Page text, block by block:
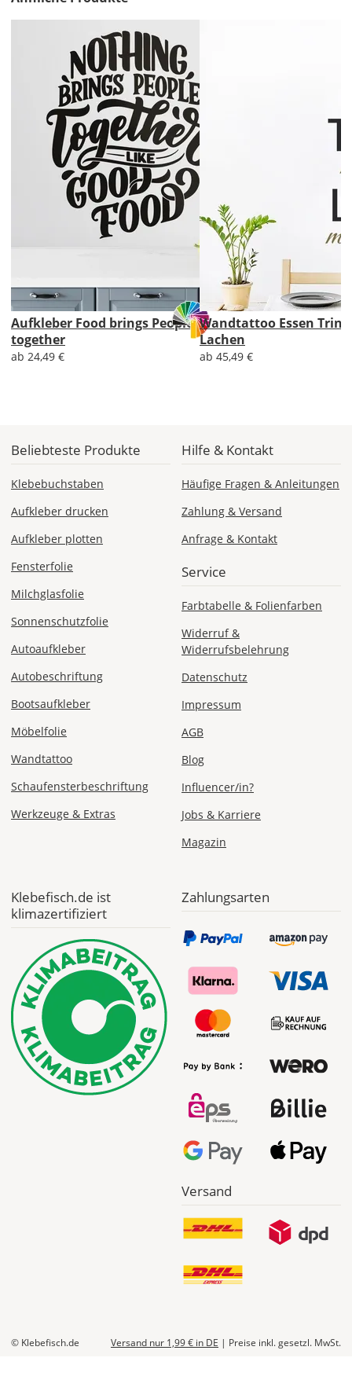
Lieferzeit
Versandkosten?
Sa., 15.08. -
1,99 EUR
Produktionsaufschlag
Versandkosten 1,99
Priority
Deutschland
Mi., 12.08. -
Sa., 15.08.
ab 7,98
ab 5,99 EUR*
EUR
Express
Mo., 10.08. -
Di., 11.08.
ab 24,98
Produktionsaufschlag
Versandkosten 14,99
AT
CH
*
Abhängig
vom
Aufkleber Food brings People
together
ab 24,49 €
Wandtattoo Essen
Lachen
ab 45,49 €
Beliebteste Produkte
Klebebuchstaben
Aufkleber drucken
Aufkleber plotten
Fensterfolie
Milchglasfolie
Sonnenschutzfolie
Autoaufkleber
Autobeschriftung
Bootsaufkleber
Möbelfolie
Wandtattoo
Schaufensterbeschriftung
Werkzeuge & Extras
Hilfe & Kontakt
Häufige Fragen & Anleitungen
Zahlung & Versand
Anfrage & Kontakt
Service
Farbtabelle & Folienfarben
Widerruf &
Widerrufsbelehrung
Datenschutz
Impressum
AGB
Blog
Influencer/in?
Jobs & Karriere
Magazin
Klebefisch.de ist
klimazertifiziert
Zahlungsarten
Versand
© Klebefisch.de Versand nur 1,99 € in DE | Preise inkl. gesetzl. MwSt.